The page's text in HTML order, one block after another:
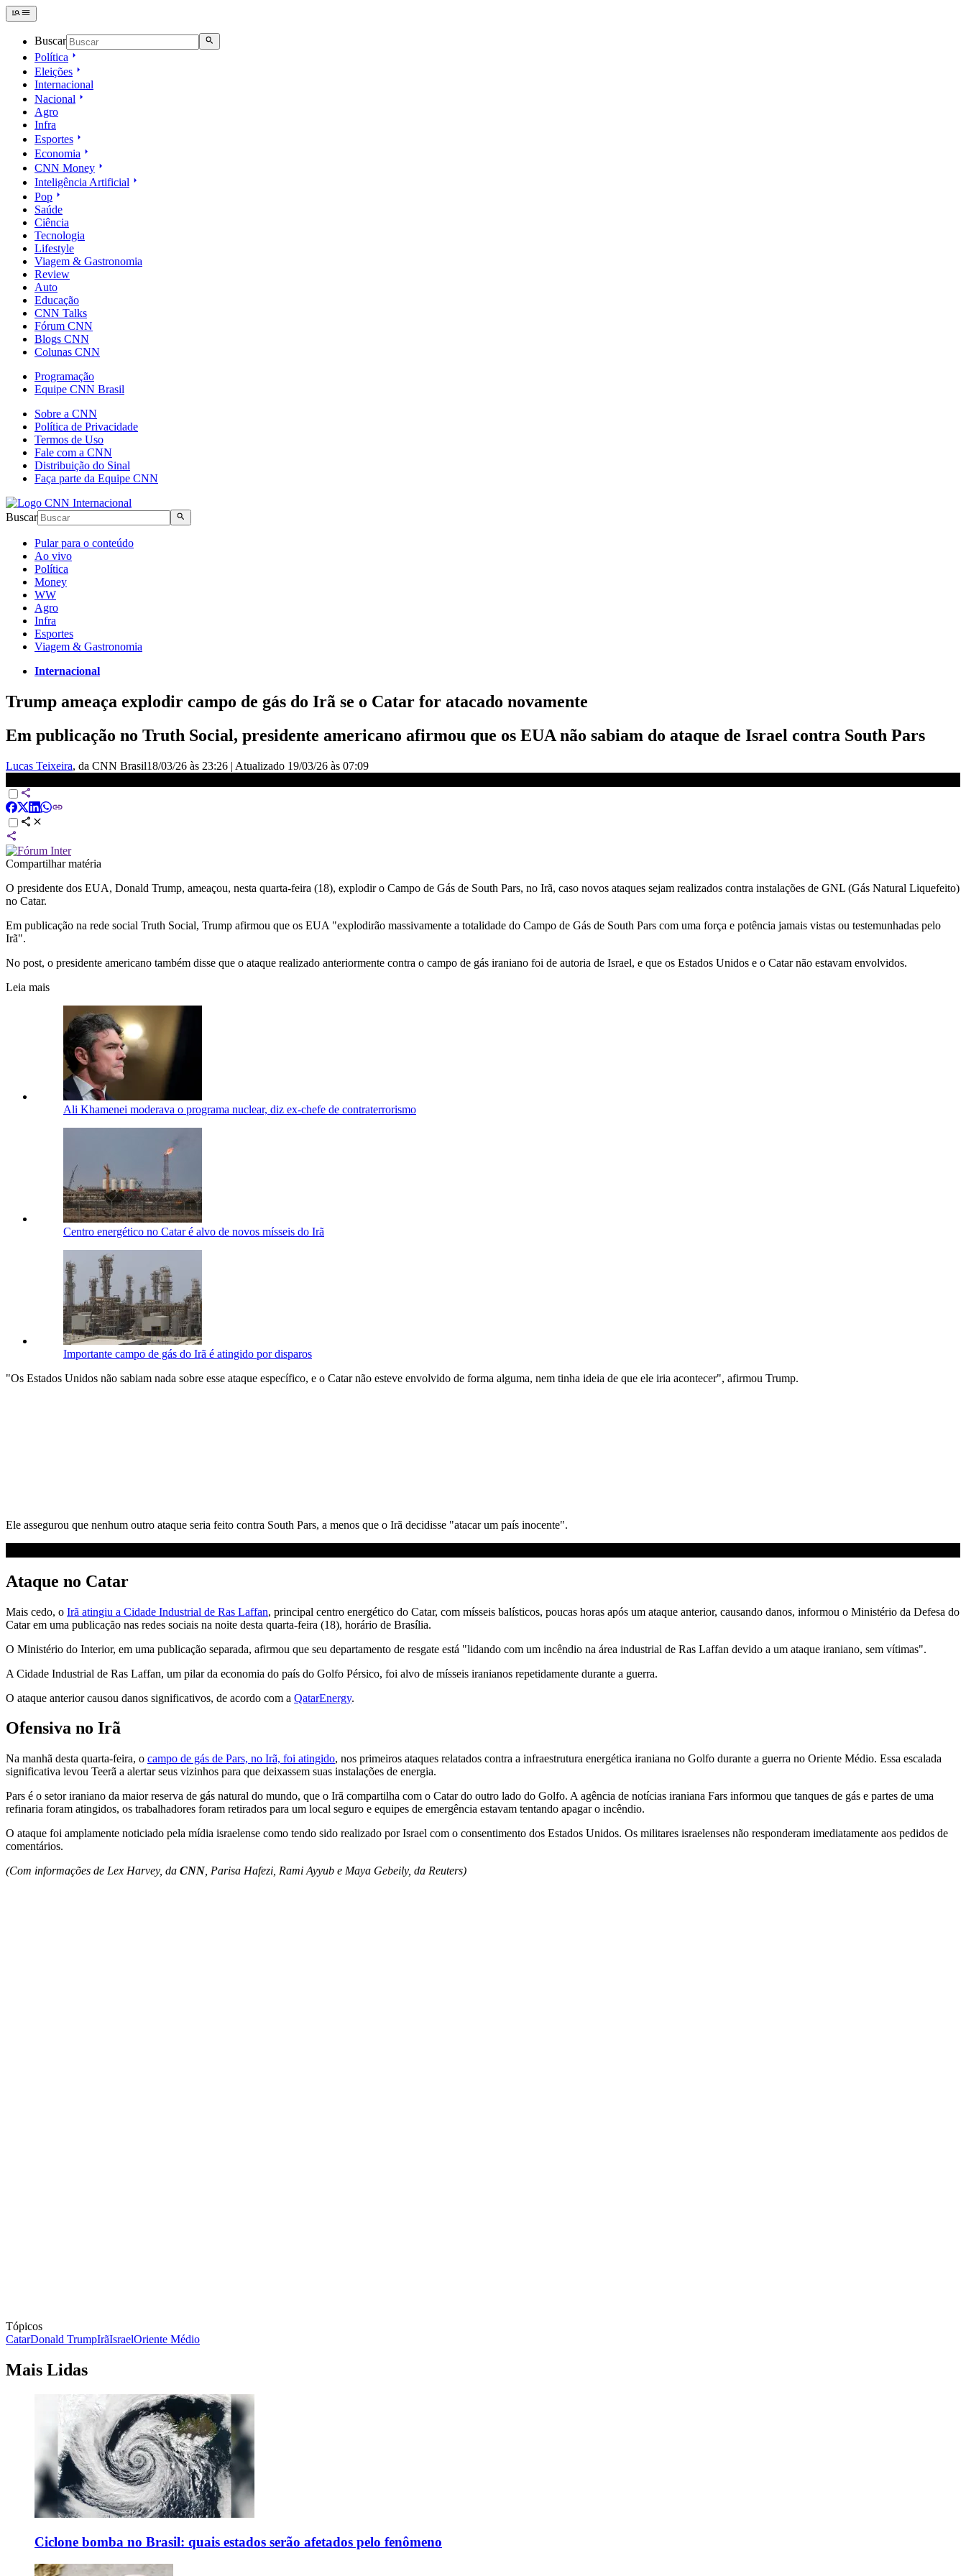
Buscar
Política
Eleições
Internacional
Nacional
Agro
Infra
Esportes
Economia
CNN Money
Inteligência Artificial
Pop
Saúde
Ciência
Tecnologia
Lifestyle
Viagem & Gastronomia
Review
Auto
Educação
CNN Talks
Fórum CNN
Blogs CNN
Colunas CNN
Programação
Equipe CNN Brasil
Sobre a CNN
Política de Privacidade
Termos de Uso
Fale com a CNN
Distribuição do Sinal
Faça parte da Equipe CNN
Buscar
Pular para o conteúdo
Ao vivo
Política
Money
WW
Agro
Infra
Esportes
Viagem & Gastronomia
Internacional
Trump ameaça explodir campo de gás do Irã se o Catar for atacado novamente
Em publicação no Truth Social, presidente americano afirmou que os EUA não sabiam do ataque de Israel contra South Pars
Lucas Teixeira, da CNN Brasil18/03/26 às 23:26 | Atualizado 19/03/26 às 07:09
Compartilhar matéria
O presidente dos EUA, Donald Trump, ameaçou, nesta quarta-feira (18), explodir o Campo de Gás de South Pars, no Irã, caso novos ataques sejam realizados contra instalações de GNL (Gás Natural Liquefeito)
no Catar.
Em publicação na rede social Truth Social, Trump afirmou que os EUA "explodirão massivamente a totalidade do Campo de Gás de South Pars com uma força e potência jamais vistas ou testemunhadas pelo
Irã".
No post, o presidente americano também disse que o ataque realizado anteriormente contra o campo de gás iraniano foi de autoria de Israel, e que os Estados Unidos e o Catar não estavam envolvidos.
Leia mais
Ali Khamenei moderava o programa nuclear, diz ex-chefe de contraterrorismo
Centro energético no Catar é alvo de novos mísseis do Irã
Importante campo de gás do Irã é atingido por disparos
"Os Estados Unidos não sabiam nada sobre esse ataque específico, e o Catar não esteve envolvido de forma alguma, nem tinha ideia de que ele iria acontecer", afirmou Trump.
Ele assegurou que nenhum outro ataque seria feito contra South Pars, a menos que o Irã decidisse "atacar um país inocente".
Ataque no Catar
Mais cedo, o Irã atingiu a Cidade Industrial de Ras Laffan, principal centro energético do Catar, com mísseis balísticos, poucas horas após um ataque anterior, causando danos, informou o Ministério da Defesa do
Catar em uma publicação nas redes sociais na noite desta quarta-feira (18), horário de Brasília.
O Ministério do Interior, em uma publicação separada, afirmou que seu departamento de resgate está "lidando com um incêndio na área industrial de Ras Laffan devido a um ataque iraniano, sem vítimas".
A Cidade Industrial de Ras Laffan, um pilar da economia do país do Golfo Pérsico, foi alvo de mísseis iranianos repetidamente durante a guerra.
O ataque anterior causou danos significativos, de acordo com a QatarEnergy.
Ofensiva no Irã
Na manhã desta quarta-feira, o campo de gás de Pars, no Irã, foi atingido, nos primeiros ataques relatados contra a infraestrutura energética iraniana no Golfo durante a guerra no Oriente Médio. Essa escalada
significativa levou Teerã a alertar seus vizinhos para que deixassem suas instalações de energia.
Pars é o setor iraniano da maior reserva de gás natural do mundo, que o Irã compartilha com o Catar do outro lado do Golfo. A agência de notícias iraniana Fars informou que tanques de gás e partes de uma
refinaria foram atingidos, os trabalhadores foram retirados para um local seguro e equipes de emergência estavam tentando apagar o incêndio.
O ataque foi amplamente noticiado pela mídia israelense como tendo sido realizado por Israel com o consentimento dos Estados Unidos. Os militares israelenses não responderam imediatamente aos pedidos de
comentários.
(Com informações de Lex Harvey, da CNN Parisa Hafezi Rami Ayyub e Maya Gebeily, da Reuters)
Tópicos
CatarDonald TrumpIrãIsraelOriente Médio
Mais Lidas
Ciclone bomba no Brasil: quais estados serão afetados pelo fenômeno